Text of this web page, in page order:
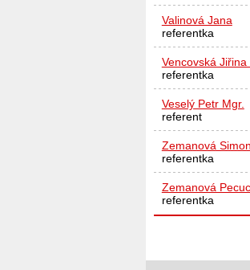
Valinová Jana
referentka
Vencovská Jiřina
referentka
Veselý Petr Mgr.
referent
Zemanová
referentka
Zemanová
referentka